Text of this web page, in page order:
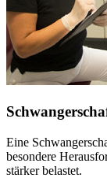
Eine
besondere
stärker belastet.